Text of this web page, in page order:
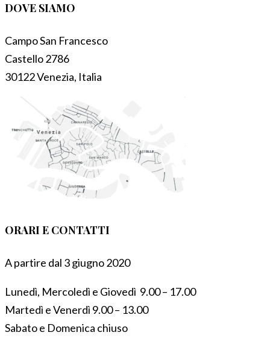
DOVE SIAMO
Campo San Francesco
Castello 2786
30122 Venezia, Italia
ORARI E CONTATTI
A partire dal 3 giugno 2020
Lunedì, Mercoledì e Giovedì 9.00 – 17.00
Martedì e Venerdì 9.00 – 13.00
Sabato e Domenica chiuso